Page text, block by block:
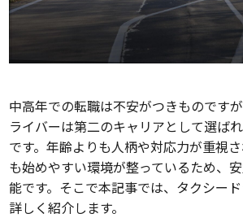
中高年での転職は不安がつきものです
ライバーは第二のキャリアとして選ば
です。年齢よりも人柄や対応力が重視
も始めやすい環境が整っているため、
能です。そこで本記事では、タクシー
詳しく紹介します。